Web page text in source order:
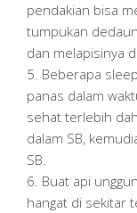
pendakian bisa
tumpukan
dan melapisinya
5. Beberapa
panas dalam
sehat terlebih
dalam SB,
SB.
6. Buat api
hangat di sekitar